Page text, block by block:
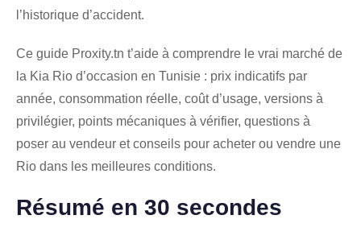
l’historique d’accident.
Ce guide Proxity.tn t’aide à comprendre le vrai marché de
la Kia Rio d’occasion en Tunisie : prix indicatifs par
année, consommation réelle, coût d’usage, versions à
privilégier, points mécaniques à vérifier, questions à
poser au vendeur et conseils pour acheter ou vendre une
Rio dans les meilleures conditions.
Résumé en 30 secondes